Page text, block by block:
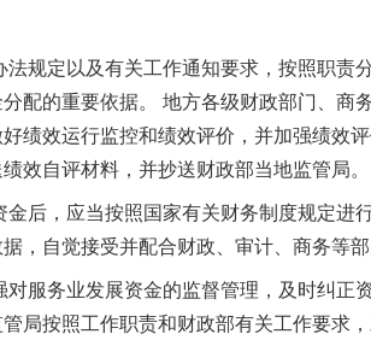
定以及有关工作通知要求，按照职责
配的重要依据。 地方各级财政部门、商
绩效运行监控和绩效评价，并加强绩效
效自评材料，并抄送财政部当地监管局。
，应当按照国家有关财务制度规定进
，自觉接受并配合财政、审计、商务等
务业发展资金的监督管理，及时纠正
局按照工作职责和财政部有关工作要求